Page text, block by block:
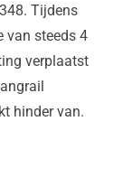
Tijdens
van steeds 4
verplaatst
hinder van.